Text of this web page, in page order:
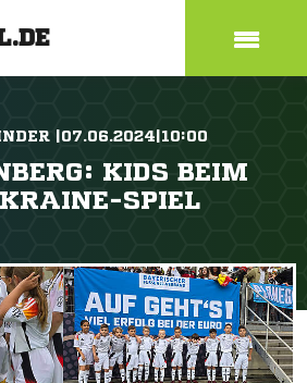
|07.06.2024|10:00
KIDS BEIM
SPIEL